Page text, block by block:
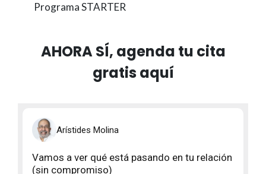
Programa STARTER
AHORA SÍ, agenda tu cita
gratis aquí